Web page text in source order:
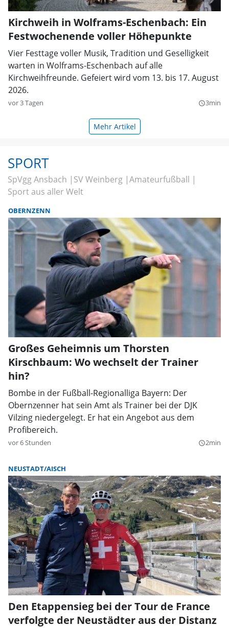
Kirchweih in Wolframs-Eschenbach: Ein
Festwochenende voller Höhepunkte
Vier Festtage voller Musik, Tradition und Geselligkeit
warten in Wolframs-Eschenbach auf alle
Kirchweihfreunde. Gefeiert wird vom 13. bis 17. August
2026.
vor 3 Tagen query_builder3min
Mehr Artikel
SPORT
SpVgg Ansbach SV Weinberg Amateurfußball
Sport aus aller Welt
OBERNZENN
Großes Geheimnis um Thorsten
Kirschbaum: Wo wechselt der Trainer
hin?
Bombe in der Fußball-Regionalliga Bayern: Der
Obernzenner hat sein Amt als Trainer bei der DJK
Vilzing niedergelegt. Er hat ein Angebot aus dem
Profibereich.
vor 6 Stunden query_builder2min
NEUSTADT/AISCH
Den Etappensieg bei der Tour de France
verfolgte der Neustädter aus der Distanz